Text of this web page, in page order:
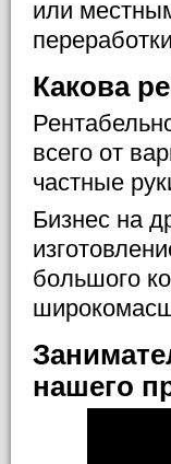
или
Какова
всего от
частные
Бизнес на
большого
нашего